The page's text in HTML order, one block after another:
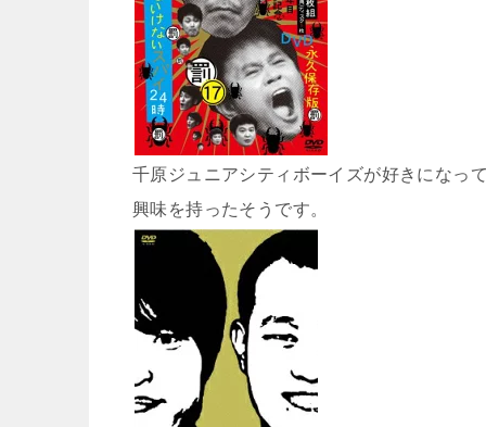
千原ジュニアシティボーイズが好きになっ
興味を持ったそうです。